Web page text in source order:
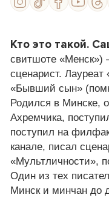
Кто это такой.
свитшоте «Менск»)
сценарист.
«Бывший сын»
Родился в Минске,
Ахремчика,
поступил на
канале, писал
«Мультличности»,
Один из тех
Минск и минчан до